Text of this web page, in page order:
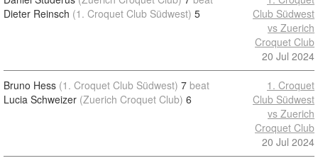
Dieter Reinsch (1. Croquet Club Südwest) 5
Club Südwest
vs Zuerich
Croquet Club
20 Jul 2024
Bruno Hess (1. Croquet Club Südwest) 7 beat
Lucia Schweizer (Zuerich Croquet Club) 6
1. Croquet
Club Südwest
vs Zuerich
Croquet Club
20 Jul 2024